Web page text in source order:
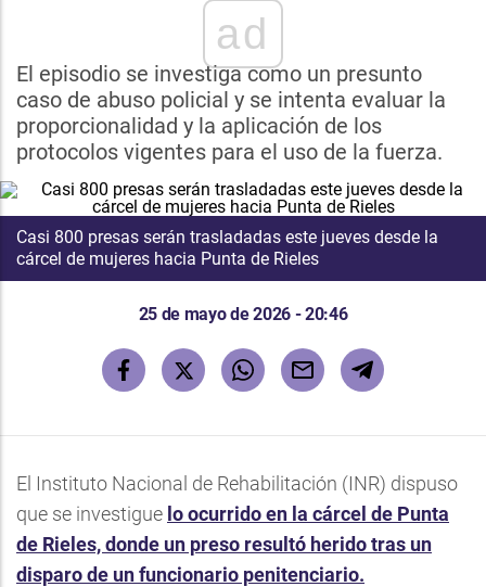
ad
El episodio se investiga como un presunto
caso de abuso policial y se intenta evaluar la
proporcionalidad y la aplicación de los
protocolos vigentes para el uso de la fuerza.
Casi 800 presas serán trasladadas este jueves desde la
cárcel de mujeres hacia Punta de Rieles
25 de mayo de 2026 - 20:46
El Instituto Nacional de Rehabilitación (INR) dispuso
que se investigue lo ocurrido en la cárcel de Punta
de Rieles, donde un preso resultó herido tras un
disparo de un funcionario penitenciario.